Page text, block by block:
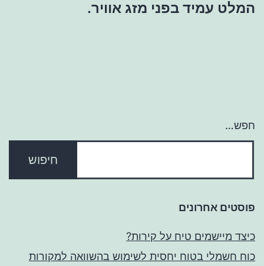
המלט עמיד בפני מזג אוויר.
חפש…
פוסטים אחרונים
כיצד מיישמים טיח על קירות?
כוח חשמלי בטוח יחסית לשימוש בהשוואה למקורות